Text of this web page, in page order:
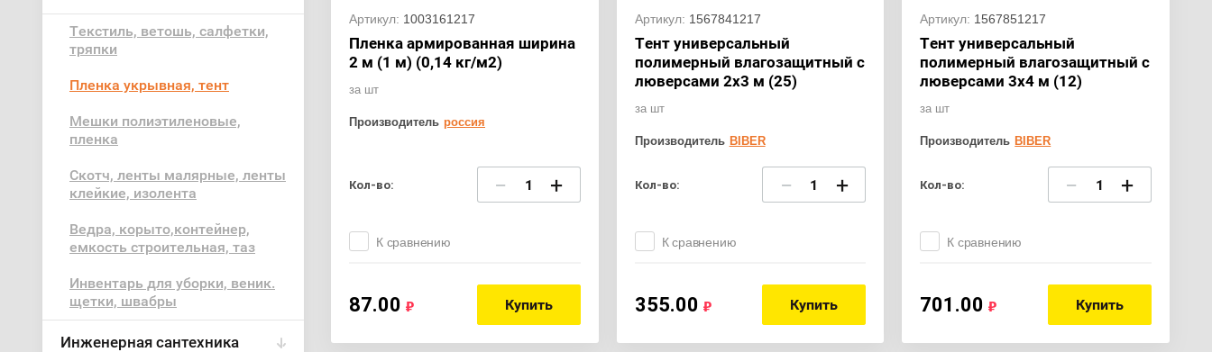
Текстиль, ветошь, салфетки,
тряпки
Пленка укрывная, тент
Мешки полиэтиленовые,
пленка
Скотч, ленты малярные, ленты
клейкие, изолента
Ведра, корыто,контейнер,
емкость строительная, таз
Инвентарь для уборки, веник.
щетки, швабры
Инженерная сантехника
Артикул: 1003161217
Пленка армированная ширина
2 м (1 м) (0,14 кг/м2)
за шт
Производитель россия
Кол-во: − +
К сравнению
87.00 Купить
Артикул: 1567841217
Тент универсальный
полимерный влагозащитный c
люверсами 2x3 м (25)
за шт
Производитель BIBER
Кол-во: − +
К сравнению
355.00 Купить
Артикул: 1567851217
Тент универсальный
полимерный влагозащитный c
люверсами 3x4 м (12)
за шт
Производитель BIBER
Кол-во: − +
К сравнению
701.00 Купить